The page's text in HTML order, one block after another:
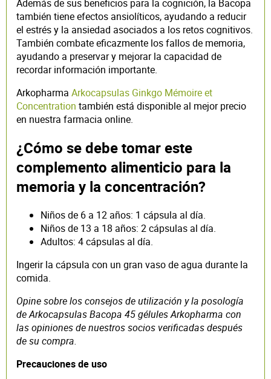
Además de sus beneficios para la cognición, la Bacopa
también tiene efectos ansiolíticos, ayudando a reducir
el estrés y la ansiedad asociados a los retos cognitivos.
También combate eficazmente los fallos de memoria,
ayudando a preservar y mejorar la capacidad de
recordar información importante.
Arkopharma Arkocapsulas Ginkgo Mémoire et
Concentration también está disponible al mejor precio
en nuestra farmacia online.
¿Cómo se debe tomar este
complemento alimenticio para la
memoria y la concentración?
Niños de 6 a 12 años: 1 cápsula al día.
Niños de 13 a 18 años: 2 cápsulas al día.
Adultos: 4 cápsulas al día.
Ingerir la cápsula con un gran vaso de agua durante la
comida.
Opine sobre los consejos de utilización y la posología
de Arkocapsulas Bacopa 45 gélules Arkopharma con
las opiniones de nuestros socios verificadas después
de su compra.
Precauciones de uso